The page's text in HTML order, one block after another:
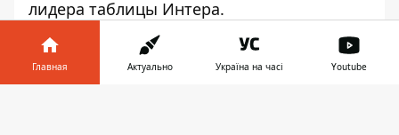
лидера таблицы Интера.
В Кубке африканских наций Кот-д'Ивуар
совершил сенсацию. Денис Беринчик
наконец-то подерется за титул чемпиона
Главная Актуально Україна на часі Youtube